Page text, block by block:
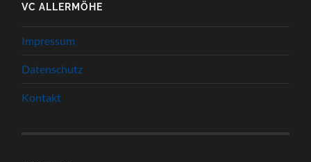
VC ALLERMÖHE
Impressum
Datenschutz
Kontakt